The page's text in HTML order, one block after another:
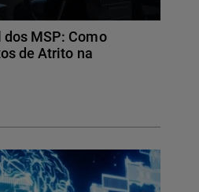
MSP: Como
de Atrito na